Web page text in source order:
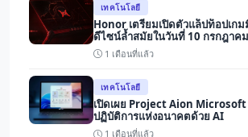
เทคโนโลยี
Honor เตรียมเปิดตัวแล็ปท็อปเก
ดีไซน์ล้ำสมัยในวันที่ 10 กรกฎาค
1 เดือนที่แล้ว
เทคโนโลยี
เปิดเผย Project Aion Microsoft
ปฏิบัติการแห่งอนาคตด้วย AI
1 เดือนที่แล้ว